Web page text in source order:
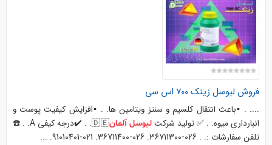
فروش لبوسلزینک 700 اس سی
.... . ▪️باعث انتقال کلسیم و سنتز ویتامین ها. . ▪️افزایش کیفیت پوست و
انبارداری میوه. . ✅ تولید شرکتلبوسل آلمان
🇩🇪. . ✔️درجه کیفی A. . ☎️
تلفن سفارشات :. . 026-36711300. 026-36711400. 021-91010401. ...